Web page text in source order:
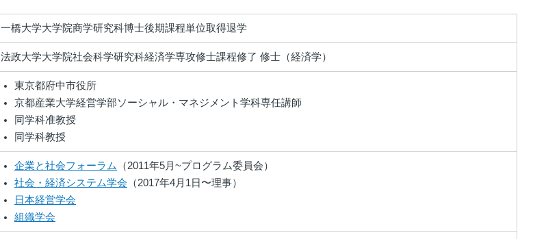
一橋大学大学院商学研究科博士後期課程単位取得退学
法政大学大学院社会科学研究科経済学専攻修士課程修了 修士（経済学）
東京都府中市役所
京都産業大学経営学部ソーシャル・マネジメント学科専任講師
同学科准教授
同学科教授
企業と社会フォーラム
（2011年5月~プログラム委員会）
社会・経済システム学会 （2017年4月1日〜理事）
日本経営学会
組織学会